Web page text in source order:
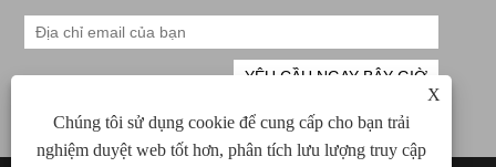
X
Chúng tôi sử dụng cookie để cung cấp cho bạn trải
nghiệm duyệt web tốt hơn, phân tích lưu lượng truy cập